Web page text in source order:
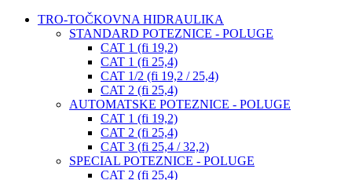
TRO-TOČKOVNA HIDRAULIKA
STANDARD POTEZNICE - POLUGE
CAT 1 (fi 19,2)
CAT 1 (fi 25,4)
CAT 1/2 (fi 19,2 / 25,4)
CAT 2 (fi 25,4)
AUTOMATSKE POTEZNICE - POLUGE
CAT 1 (fi 19,2)
CAT 2 (fi 25,4)
CAT 3 (fi 25,4 / 32,2)
SPECIAL POTEZNICE - POLUGE
CAT 2 (fi 25,4)